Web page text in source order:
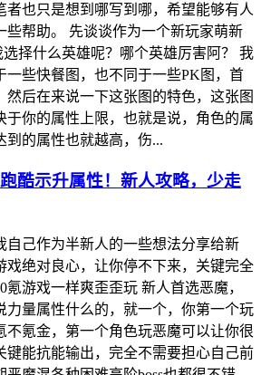
者也只是想到哪写到哪，希望能够有人
些帮助。 先谈谈作为一个新玩家萌新
选择什么英雄呢？哪个英雄厉害阿？ 我
一些快餐图，也不同于一些PK图，首
然后在来说一下这张图的特色，这张图
于你的属性上限，也就是说，角色的属
到的属性也就越高，伤...
酷示升属性！新人攻略，少走
自己作为半新人的一些想法分享给新
戏绝对良心，让你停不下来，关键完全
游戏一样爽歪歪玩 新人首选恶魔，
力量属性什么的，就一个，你第一个玩
不氪金，第一个角色玩恶魔可以让你很
键能抗能输出，完全不需要担心自己前